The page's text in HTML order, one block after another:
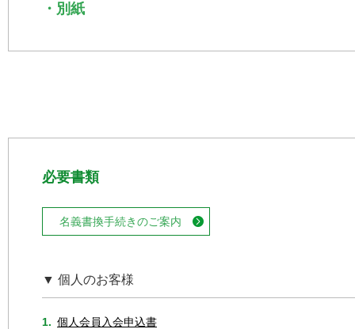
・別紙
必要書類
名義書換手続きのご案内
▼ 個人のお客様
1. 個人会員入会申込書